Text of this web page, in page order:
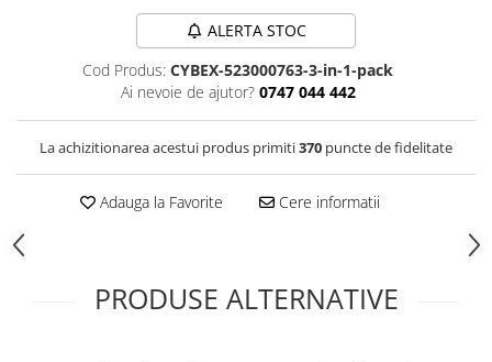
ALERTA STOC
Cod Produs: CYBEX-523000763-3-in-1-pack
Ai nevoie de ajutor? 0747 044 442
La achizitionarea acestui produs primiti370 puncte de fidelitate
Adauga la Favorite Cere informatii
PRODUSE ALTERNATIVE